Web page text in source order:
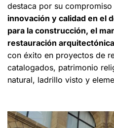
destaca por su compromiso
innovación y calidad en el
para la construcción, el
restauración arquitectónica
con éxito en proyectos de
catalogados, patrimonio
natural, ladrillo visto y